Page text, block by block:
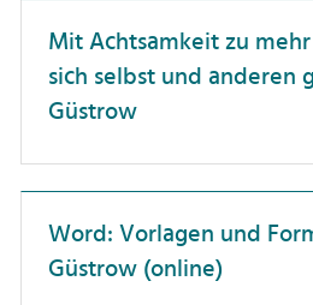
Gesundheit
Hochschuldidaktik
IT-Anwendungen
Interkulturelle
Karriereentwicklung
Mit Achtsamkeit zu
sich selbst und anderen
Güstrow
Word: Vorlagen und
Güstrow (online)